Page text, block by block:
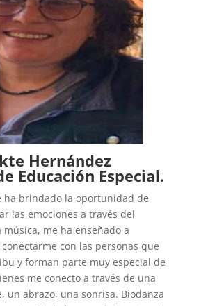
Hernández
Educación Especial.
ha brindado la oportunidad de
las emociones a través del
me ha enseñado a
con las personas que
y forman parte muy especial de
me conecto a través de una
un abrazo, una sonrisa. Biodanza